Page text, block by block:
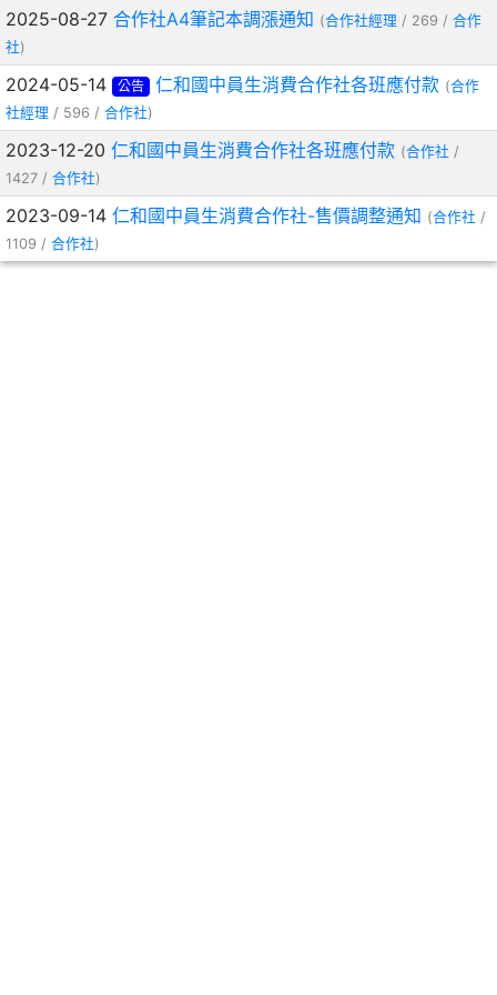
2025-08-27 合作社A4筆記本調漲通知 (合作社經理 / 269 / 合作
社)
2024-05-14 公告 仁和國中員生消費合作社各班應付款 (合作
社經理 / 596 / 合作社)
2023-12-20 仁和國中員生消費合作社各班應付款 (合作社 /
1427 / 合作社)
2023-09-14 仁和國中員生消費合作社-售價調整通知 (合作社 /
1109 / 合作社)